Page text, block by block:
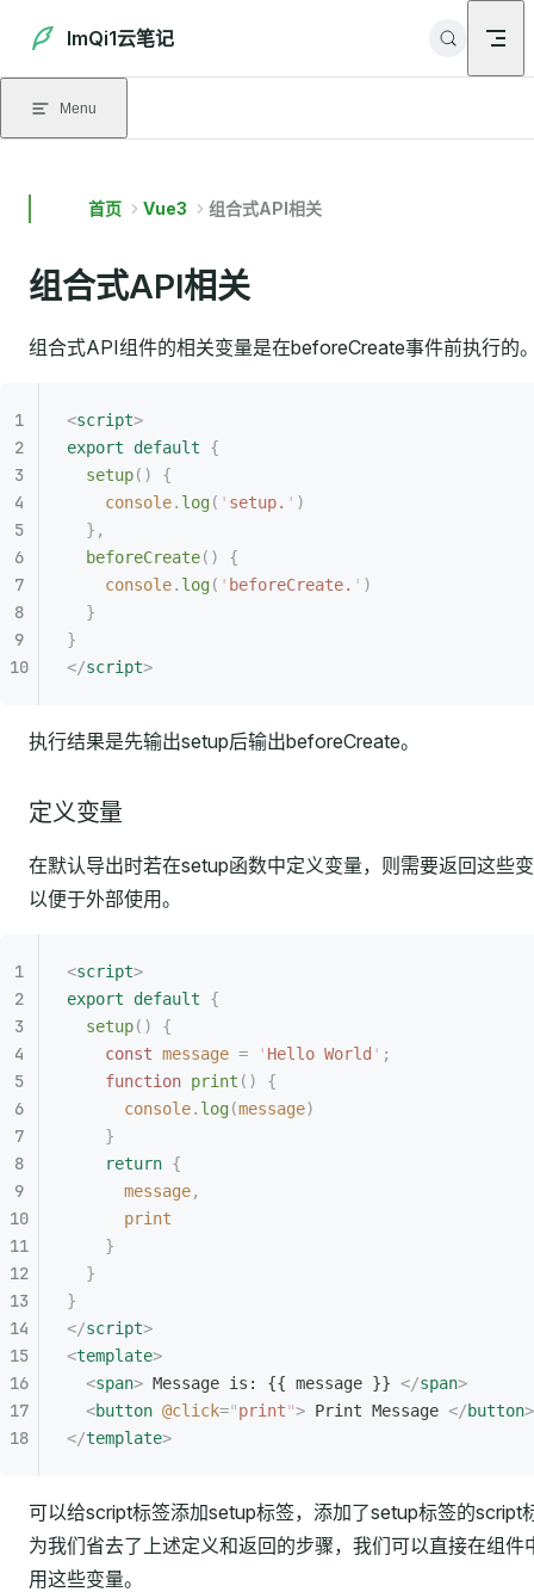
Skip to content
ImQi1云笔记
Menu
首页 Vue3 组合式API相关
组合式API相关
组合式API组件的相关变量是在beforeCreate事件前执行的
<script>
export default {
  setup
()
{
    console
. log( ' setup. ' )
  },
  beforeCreate
()
{
    console
. log( ' beforeCreate. ' )
  }
}
</script>
执行结果是先输出setup后输出beforeCreate。
定义变量
在默认导出时若在setup函数中定义变量，则需要返回这些
以便于外部使用。
<script>
export default {
  setup
()
{
    const
message = ' Hello World ' ;
    function
print ()
{
      console
. log(message)
    }
    return
{
      message
,
      print
    }
  }
}
</script>
<template>
  <
span> Message is: {{ message }} </span>
  <
button @click="print"> Print Message </button>
</template>
可以给script标签添加setup标签，添加了setup标签的script
为我们省去了上述定义和返回的步骤，我们可以直接在组件
用这些变量。